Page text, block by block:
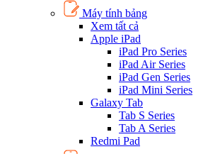
Máy tính bảng
Xem tất cả
Apple iPad
iPad Pro Series
iPad Air Series
iPad Gen Series
iPad Mini Series
Galaxy Tab
Tab S Series
Tab A Series
Redmi Pad